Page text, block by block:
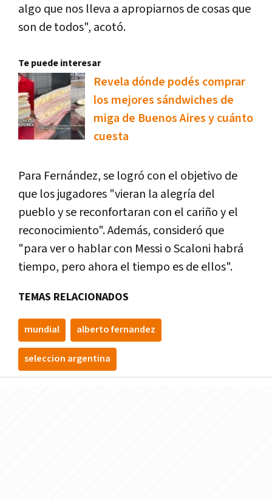
algo que nos lleva a apropiarnos de cosas que
son de todos", acotó.
Te puede interesar
Revela dónde podés comprar
los mejores sándwiches de
miga de Buenos Aires y cuánto
cuesta
Para Fernández, se logró con el objetivo de
que los jugadores "vieran la alegría del
pueblo y se reconfortaran con el cariño y el
reconocimiento". Además, consideró que
"para ver o hablar con Messi o Scaloni habrá
tiempo, pero ahora el tiempo es de ellos".
TEMAS RELACIONADOS
mundial alberto fernandez
seleccion argentina